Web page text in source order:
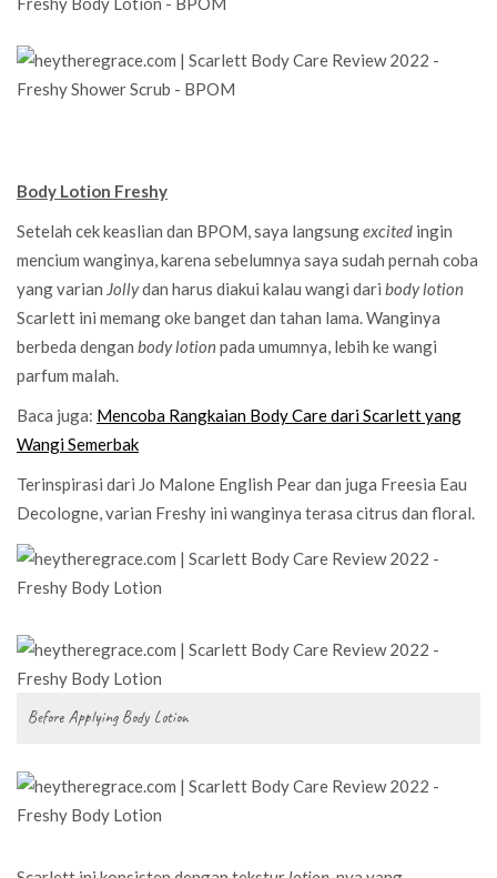
Body Lotion Freshy
Setelah cek keaslian dan BPOM, saya langsungexcited ingin
mencium wanginya, karena sebelumnya saya sudah pernah coba
yang varian Jollydan harus diakui kalau wangi dari body lotion
Scarlett ini memang oke banget dan tahan lama. Wanginya
berbeda dengan body lotionpada umumnya, lebih ke wangi
parfum malah.
Baca juga: Mencoba Rangkaian Body Care dari Scarlett yang
Wangi Semerbak
Terinspirasi dari Jo Malone English Pear dan juga Freesia Eau
Decologne, varian Freshy ini wanginya terasa citrus dan floral.
Before Applying Body Lotion